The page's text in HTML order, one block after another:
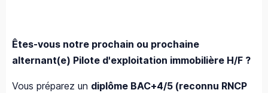
Êtes-vous notre prochain ou prochaine
alternant(e) Pilote d'exploitation immobilière H/F ?
Vous préparez un diplôme BAC+4/5 (reconnu RNCP